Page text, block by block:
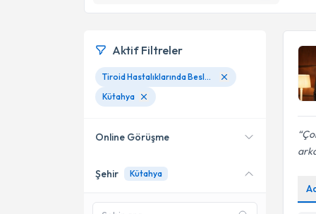
Aktif Filtreler
Tiroid Hastalıklarında Beslenme
Kütahya
Online Görüşme
Online danışmanlık sunan
Şehir Kütahya